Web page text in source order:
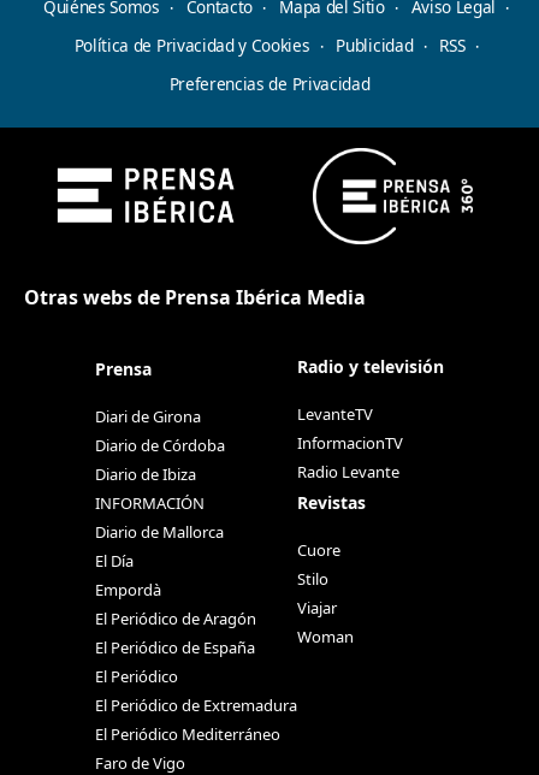
Quiénes Somos Contacto Mapa del Sitio
Aviso Legal
Política de Privacidad y Cookies
Publicidad
RSS
Preferencias de Privacidad
Otras webs de Prensa Ibérica Media
Prensa
Diari de Girona
Diario de Córdoba
Diario de Ibiza
INFORMACIÓN
Diario de Mallorca
El Día
Empordà
El Periódico de Aragón
El Periódico de España
El Periódico
El Periódico de Extremadura
El Periódico Mediterráneo
Faro de Vigo
Radio y televisión
LevanteTV
InformacionTV
Radio Levante
Revistas
Cuore
Stilo
Viajar
Woman